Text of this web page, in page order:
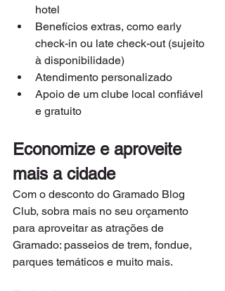
hotel
Benefícios extras, como early
check-in ou late check-out (sujeito
à disponibilidade)
Atendimento personalizado
Apoio de um clube local confiável
e gratuito
Economize e aproveite
mais a cidade
Com o desconto do Gramado Blog
Club, sobra mais no seu orçamento
para aproveitar as atrações de
Gramado: passeios de trem, fondue,
parques temáticos e muito mais.